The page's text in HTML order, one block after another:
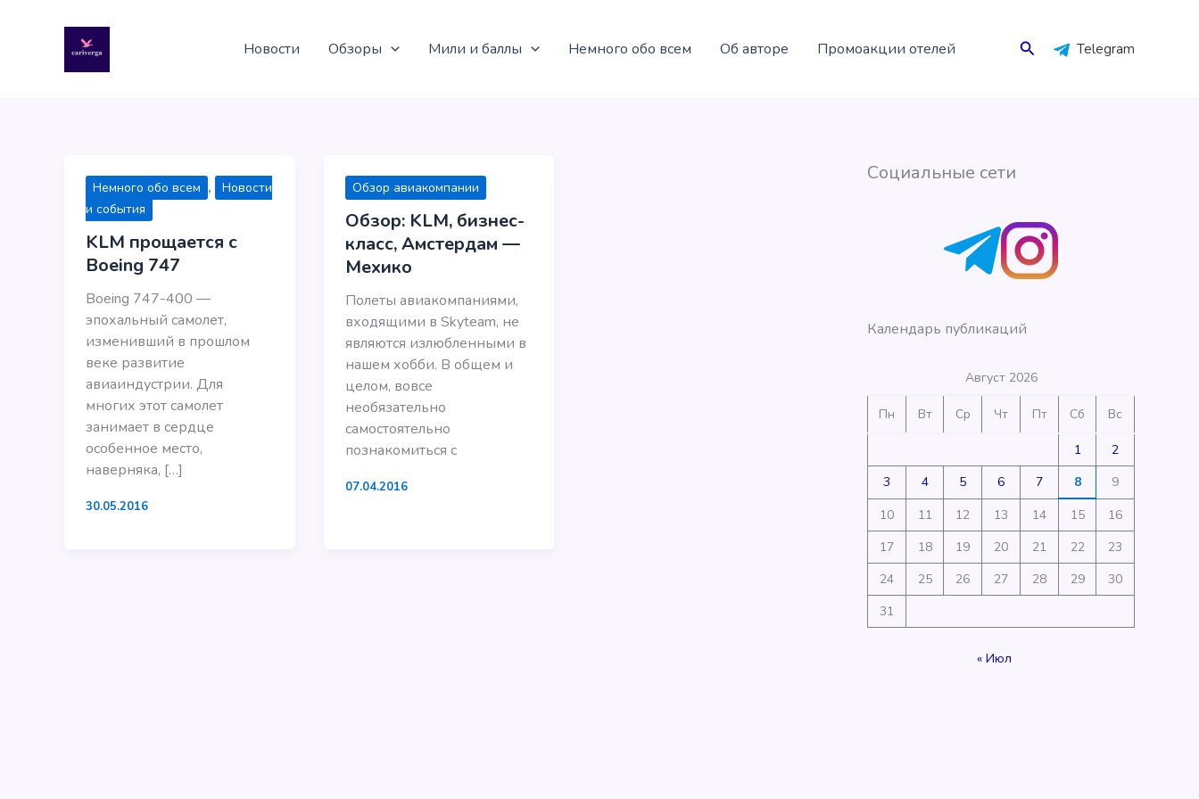
содержимому
Новости Обзоры Мили и баллы Немного обо всем Об авторе Промоакции отелей Поиск Telegram
Немного обо всем ,
Новости
и события
KLM прощается с
Boeing 747
Boeing 747-400 —
эпохальный самолет,
изменивший в прошлом
веке развитие
авиаиндустрии. Для
многих этот самолет
занимает в сердце
особенное место,
наверняка, […]
30.05.2016
Обзор авиакомпании
Обзор: KLM, бизнес-
класс, Амстердам —
Мехико
Полеты авиакомпаниями,
входящими в Skyteam, не
являются излюбленными в
нашем хобби. В общем и
целом, вовсе
необязательно
самостоятельно
познакомиться с
07.04.2016
Социальные сети
Календарь публикаций
Август 2026
Пн Вт Ср Чт Пт Сб Вс
1
2
3
4 5 6 7 8
9
10
11 12 13 14 15
16
17
18 19 20 21 22
23
24
25 26 27 28 29
30
31
« Июл